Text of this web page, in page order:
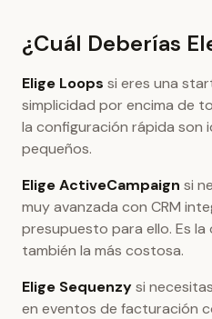
¿Cuál Deberías
Elige Loops si eres una
simplicidad por encima de
la configuración rápida son
pequeños.
Elige ActiveCampaign si
muy avanzada con CRM
presupuesto para ello. Es
también la más costosa.
Elige Sequenzysi
en eventos de facturación